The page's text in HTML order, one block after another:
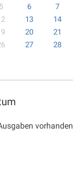
5 6 7
13 14
20 21
27 28
vorhanden